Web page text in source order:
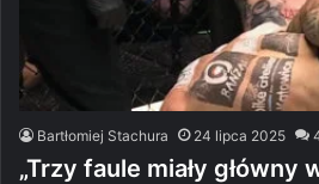
Bartłomiej Stachura 24 lipca 2025
„Trzy faule miały główny